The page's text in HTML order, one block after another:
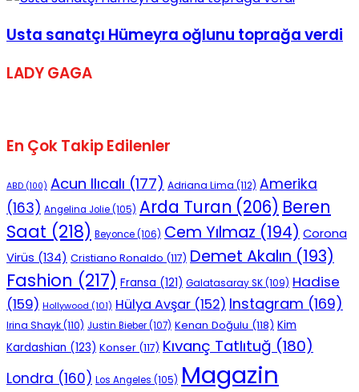
Usta sanatçı Hümeyra oğlunu toprağa verdi
LADY GAGA
En Çok Takip Edilenler
ABD (100) Acun Ilıcalı (177) Adriana Lima (112) Amerika
(163) Angelina Jolie(105) Arda Turan (206) Beren
Saat (218) Beyonce(106) Cem Yılmaz (194) Corona
Virüs (134) Cristiano Ronaldo (117) Demet Akalın (193)
Fashion (217) Fransa (121) Galatasaray SK(109) Hadise
(159) Hollywood (101) Hülya Avşar (152) Instagram (169)
Irina Shayk(110) Justin Bieber(107) Kenan Doğulu (118) Kim
Kardashian (123) Konser (117) Kıvanç Tatlıtuğ (180)
Londra (160) Los Angeles (105) Magazin